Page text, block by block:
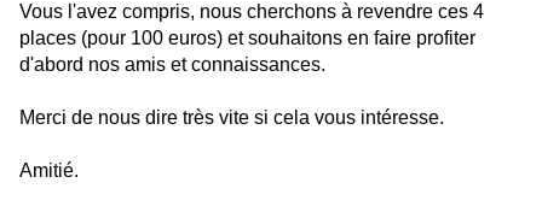
Vous l'avez compris, nous cherchons à revendre ces 4
places (pour 100 euros) et souhaitons en faire profiter
d'abord nos amis et connaissances.
Merci de nous dire très vite si cela vous intéresse.
Amitié.